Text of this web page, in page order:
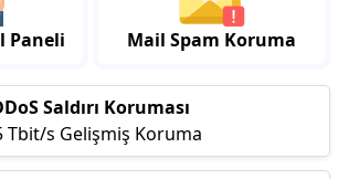
Paneli Mail Spam Koruma
Saldırı Koruması
Tbit/s Gelişmiş Koruma